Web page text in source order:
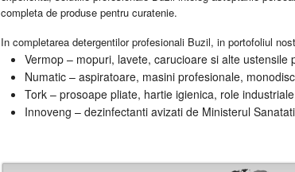
completa de produse pentru curatenie.
In completarea detergentilor profesionali Buzil, in portofoliul
Vermop – mopuri, lavete, carucioare si alte ustensile
Numatic – aspiratoare, masini profesionale,
Tork – prosoape pliate, hartie igienica, role
Innoveng – dezinfectanti avizati de Ministerul